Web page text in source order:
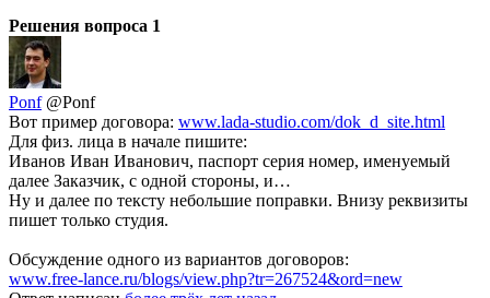
Решения вопроса 1
Ponf @Ponf
Вот пример договора: www.lada-studio.com/dok_d_site.html
Для физ. лица в начале пишите:
Иванов Иван Иванович, паспорт серия номер, именуемый
далее Заказчик, с одной стороны, и…
Ну и далее по тексту небольшие поправки. Внизу реквизиты
пишет только студия.
Обсуждение одного из вариантов договоров:
www.free-lance.ru/blogs/view.php?tr=267524&ord=new